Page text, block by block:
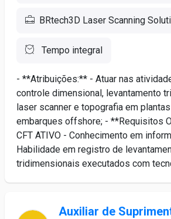
BRtech3D Laser Scanning
Tempo integral
- **Atribuições:** - Atuar nas
controle dimensional, levantamento
laser scanner e topografia em
embarques offshore; - **Requisitos
CFT ATIVO - Conhecimento em
Habilidade em registro de
tridimensionais executados com
Auxiliar de